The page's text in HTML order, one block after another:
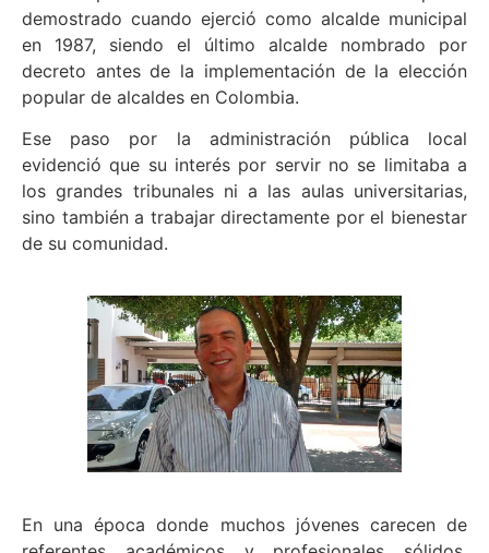
demostrado cuando ejerció como alcalde municipal
en 1987, siendo el último alcalde nombrado por
decreto antes de la implementación de la elección
popular de alcaldes en Colombia.
Ese paso por la administración pública local
evidenció que su interés por servir no se limitaba a
los grandes tribunales ni a las aulas universitarias,
sino también a trabajar directamente por el bienestar
de su comunidad.
En una época donde muchos jóvenes carecen de